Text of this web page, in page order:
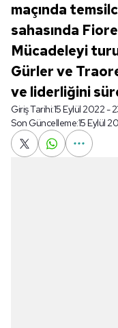
maçında
sahasında
Mücadeleyi
Gürler ve
ve liderliğini
Giriş Tarihi:15 Eylül 2022 -
Son Güncelleme:15 Eylül